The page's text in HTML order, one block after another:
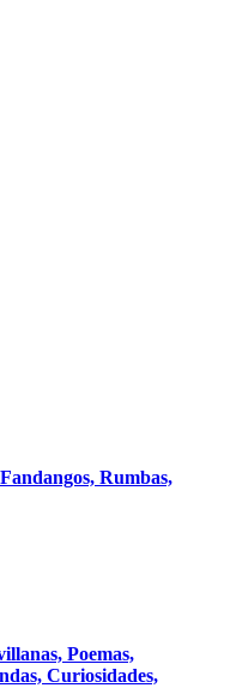
Rumbas,
Poemas,
Curiosidades,